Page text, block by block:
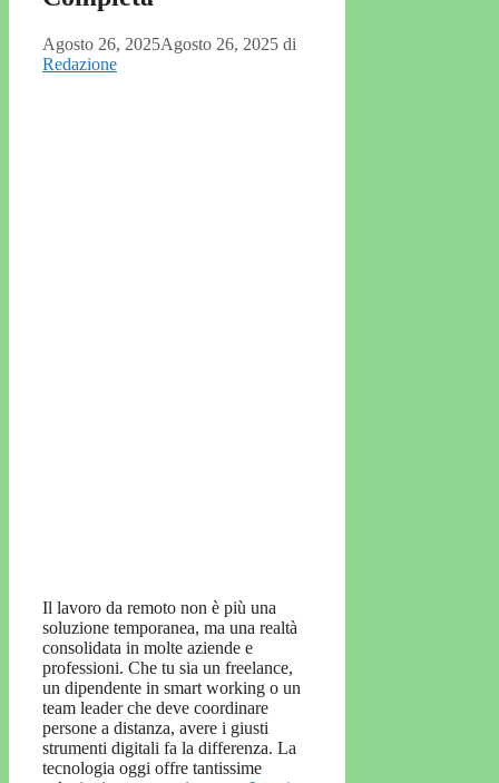
Agosto 26, 2025Agosto 26, 2025 di
Redazione
Il lavoro da remoto non è più una
soluzione temporanea, ma una realtà
consolidata in molte aziende e
professioni. Che tu sia un freelance,
un dipendente in smart working o un
team leader che deve coordinare
persone a distanza, avere i giusti
strumenti digitali fa la differenza. La
tecnologia oggi offre tantissime